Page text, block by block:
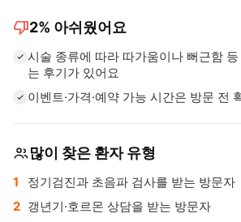
thumb_down2% 아쉬웠어요
시술 종류에 따라 따가움이나 뻐근함
는 후기가 있어요
이벤트·가격·예약 가능 시간은 방문 전
많이 찾은 환자 유형
정기검진과 초음파 검사를 받는 방문자
갱년기·호르몬 상담을 받는 방문자